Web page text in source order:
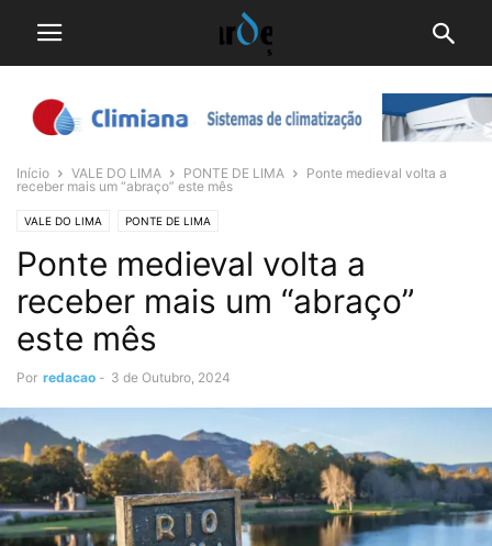
Início VALE DO LIMA PONTE DE LIMA
Ponte medieval volta a
receber mais um “abraço” este mês
VALE DO LIMA PONTE DE LIMA
Ponte medieval volta a
receber mais um “abraço”
este mês
Por redacao - 3 de Outubro, 2024